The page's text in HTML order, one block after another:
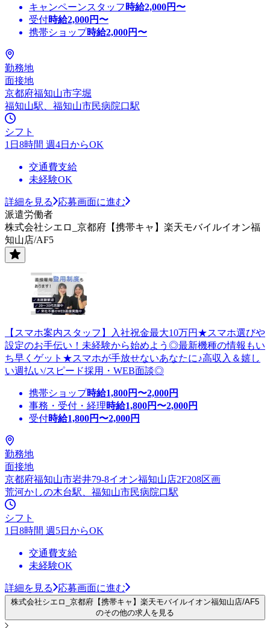
キャンペーンスタッフ 時給2,000円〜
受付時給2,000円〜
携帯ショップ時給2,000円〜
勤務地
面接地
京都府福知山市字堀
福知山駅、福知山市民病院口駅
シフト
1日8時間 週4日からOK
交通費支給
未経験OK
詳細を見る
応募画面に進む
派遣労働者
株式会社シエロ_京都府【携帯キャ】楽天モバイルイオン福
知山店/AF5
【スマホ案内スタッフ】入社祝金最大10万円★スマホ選びや
設定のお手伝い！未経験から始めよう◎最新機種の情報もい
ち早くゲット★スマホが手放せないあなたに♪高収入＆嬉し
い週払い/スピード採用・WEB面談◎
携帯ショップ時給1,800円〜2,000円
事務・受付・経理時給1,800円〜2,000円
受付時給1,800円〜2,000円
勤務地
面接地
京都府福知山市岩井79-8イオン福知山店2F208区画
荒河かしの木台駅、福知山市民病院口駅
シフト
1日8時間 週5日からOK
交通費支給
未経験OK
詳細を見る 応募画面に進む
株式会社シエロ_京都府【携帯キャ】楽天モバイルイオン福知山店/AF5
のその他の求人を見る